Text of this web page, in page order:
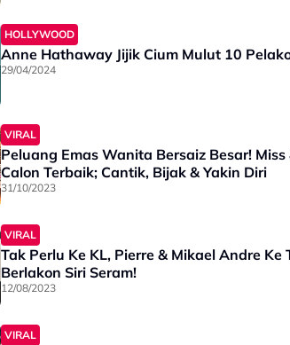
HOLLYWOOD
Anne Hathaway Jijik Cium Mulut 10
29/04/2024
VIRAL
Peluang Emas Wanita Bersaiz Besar!
Calon Terbaik; Cantik, Bijak & Yakin Diri
31/10/2023
VIRAL
Tak Perlu Ke KL, Pierre & Mikael Andre
Berlakon Siri Seram!
12/08/2023
VIRAL